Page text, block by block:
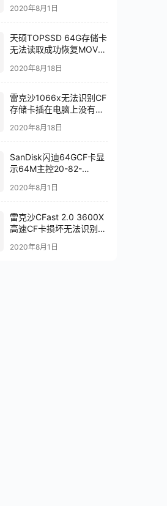
二次芯片级恢复
2020年8月1日
天硕TOPSSD 64G存储卡
无法读取成功恢复MOV视
2020年8月18日
雷克沙1066x无法识别CF
存储卡插在电脑上没有反
应数据恢复成功
示64M主控20-82-
00549芯片级数据恢复成
功
高速CF卡损坏无法识别芯
片级数据恢复完美成功